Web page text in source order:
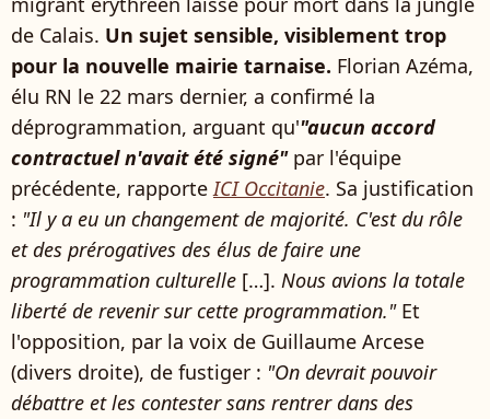
de Calais. Un sujet sensible, visiblement trop
pour la nouvelle mairie tarnaise. Florian Azéma,
élu RN le 22 mars dernier, a confirmé la
déprogrammation, arguant qu'"aucun accord
contractuel n'avait été signé"par l'équipe
précédente, rapporteICI Occitanie. Sa justification
: "Il y a eu un changement de majorité. C'est du rôle
et des prérogatives des élus de faire une
programmation culturelle […]. Nous avions la totale
liberté de revenir sur cette programmation."Et
l'opposition, par la voix de Guillaume Arcese
(divers droite), de fustiger : "On devrait pouvoir
débattre et les contester sans rentrer dans des